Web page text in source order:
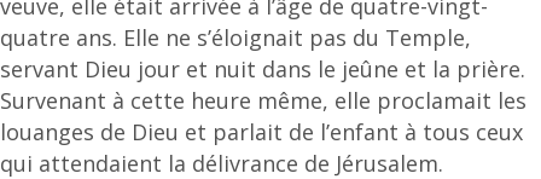
veuve, elle était arrivée à l’âge de quatre-vingt-
quatre ans. Elle ne s’éloignait pas du Temple,
servant Dieu jour et nuit dans le jeûne et la prière.
Survenant à cette heure même, elle proclamait les
louanges de Dieu et parlait de l’enfant à tous ceux
qui attendaient la délivrance de Jérusalem.